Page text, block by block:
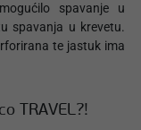
spavanje u
spavanja u krevetu.
te jastuk ima
TRAVEL?!